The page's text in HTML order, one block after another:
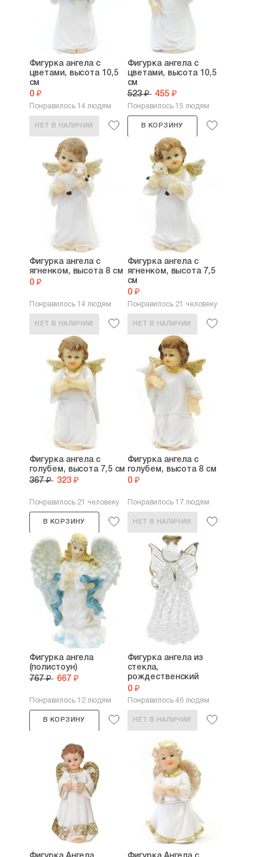
Фигурка ангела с
цветами, высота 10,5
см
0 ₽
Понравилось 14 людям
НЕТ В НАЛИЧИИ
Фигурка ангела с
цветами, высота 10,5
см
523 ₽ 455 ₽
Понравилось 15 людям
В КОРЗИНУ
Фигурка ангела с
ягненком, высота 8 см
0 ₽
Понравилось 14 людям
НЕТ В НАЛИЧИИ
Фигурка ангела с
ягненком, высота 7,5
см
0 ₽
Понравилось 21 человеку
НЕТ В НАЛИЧИИ
Фигурка ангела с
голубем, высота 7,5 см
367 ₽ 323 ₽
Понравилось 21 человеку
В КОРЗИНУ
Фигурка ангела с
голубем, высота 8 см
0 ₽
Понравилось 17 людям
НЕТ В НАЛИЧИИ
Фигурка ангела
(полистоун)
767 ₽ 667 ₽
Понравилось 12 людям
В КОРЗИНУ
Фигурка ангела из
стекла,
рождественский
сувенир
0 ₽
Понравилось 46 людям
НЕТ В НАЛИЧИИ